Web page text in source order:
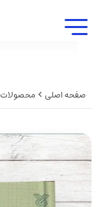
صفحه اصلی محصولات